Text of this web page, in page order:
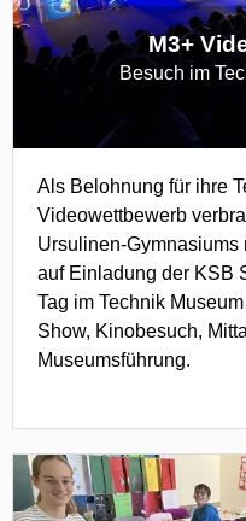
M3+
Besuch im
Als Belohnung für ihre
Videowettbewerb
Ursulinen-Gymnasiums
auf Einladung der KSB
Tag im Technik
Show, Kinobesuch,
Museumsführung.